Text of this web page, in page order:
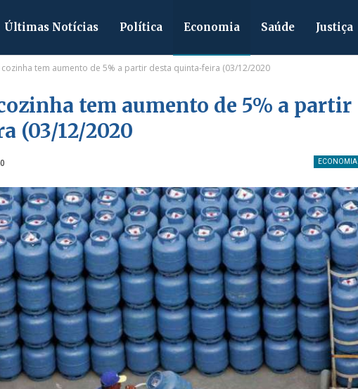
Últimas Notícias Política Economia Saúde Justiça
tem aumento de 5% a partir desta quinta-feira (03/12/2020
tem aumento de 5% a partir
(03/12/2020
ECONOMIA